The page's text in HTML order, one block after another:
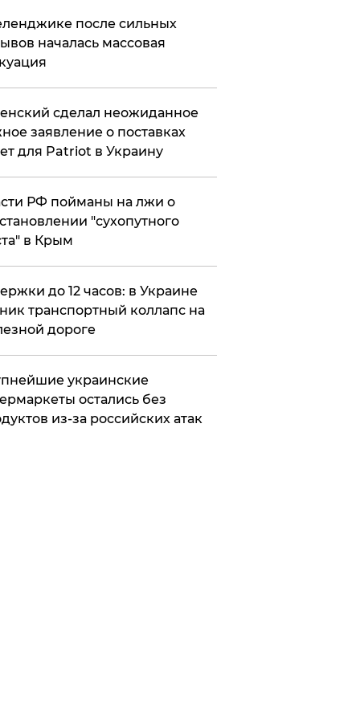
после сильных
началась массовая
сделал неожиданное
заявление о поставках
для Patriot в Украину
РФ пойманы на лжи о
"сухопутного
в Крым
до 12 часов: в Украине
транспортный коллапс на
дороге
украинские
остались без
из-за российских атак